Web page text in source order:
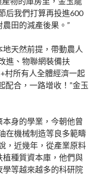
后我們打算再投進600
田的減產後果。”
天然前提，帶動農人
進、物聯網裝備扶
村所有人全體經濟一起
配合，一路增收！”金玉
身的學業，今朝他曾
在機械制造等良多範疇
，近幾年，從產業原料
種質資本庫，他們與
等越來越多的科研院